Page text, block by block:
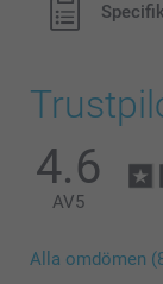
4.6
AV5
Alla omdömen